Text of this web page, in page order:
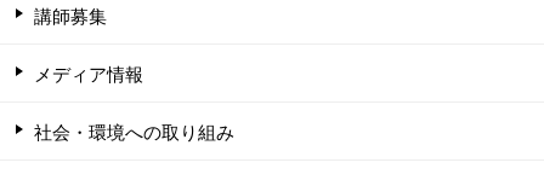
講師募集
メディア情報
社会・環境への取り組み